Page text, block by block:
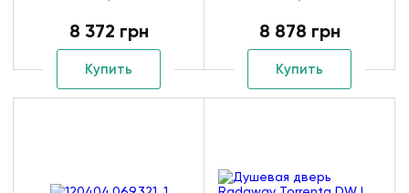
8 372 грн
Купить
8 878 грн
Купить